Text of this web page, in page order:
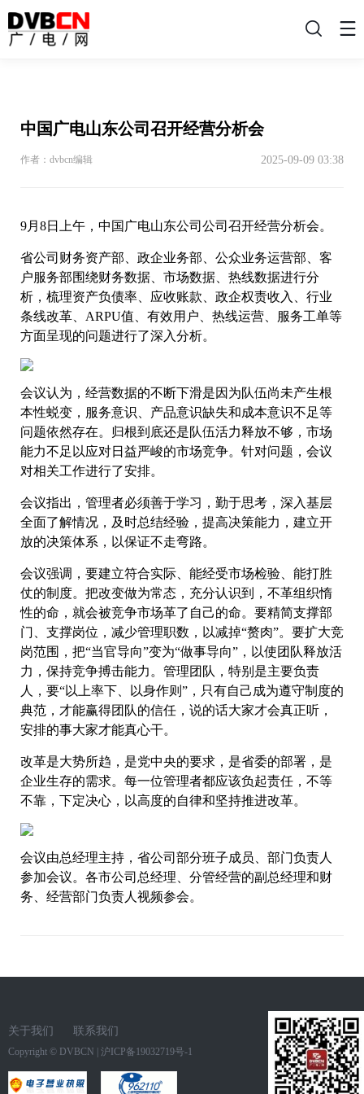
搜
中国广电山东公司召开经营分析会
作者：dvbcn编辑 2025-09-09 03:38
9月8日上午，中国广电山东公司公司召开经营分析会。
省公司财务资产部、政企业务部、公众业务运营部、客
户服务部围绕财务数据、市场数据、热线数据进行分
析，梳理资产负债率、应收账款、政企权责收入、行业
条线改革、ARPU值、有效用户、热线运营、服务工单等
方面呈现的问题进行了深入分析。
会议认为，经营数据的不断下滑是因为队伍尚未产生根
本性蜕变，服务意识、产品意识缺失和成本意识不足等
问题依然存在。归根到底还是队伍活力释放不够，市场
能力不足以应对日益严峻的市场竞争。针对问题，会议
对相关工作进行了安排。
会议指出，管理者必须善于学习，勤于思考，深入基层
全面了解情况，及时总结经验，提高决策能力，建立开
放的决策体系，以保证不走弯路。
会议强调，要建立符合实际、能经受市场检验、能打胜
仗的制度。把改变做为常态，充分认识到，不革组织惰
性的命，就会被竞争市场革了自己的命。要精简支撑部
门、支撑岗位，减少管理职数，以减掉“赘肉”。要扩大竞
岗范围，把“当官导向”变为“做事导向”，以使团队释放活
力，保持竞争搏击能力。管理团队，特别是主要负责
人，要“以上率下、以身作则”，只有自己成为遵守制度的
典范，才能赢得团队的信任，说的话大家才会真正听，
安排的事大家才能真心干。
改革是大势所趋，是党中央的要求，是省委的部署，是
企业生存的需求。每一位管理者都应该负起责任，不等
不靠，下定决心，以高度的自律和坚持推进改革。
会议由总经理主持，省公司部分班子成员、部门负责人
参加会议。各市公司总经理、分管经营的副总经理和财
务、经营部门负责人视频参会。
关于我们 联系我们
Copyright © DVBCN 沪ICP备19032719号-1